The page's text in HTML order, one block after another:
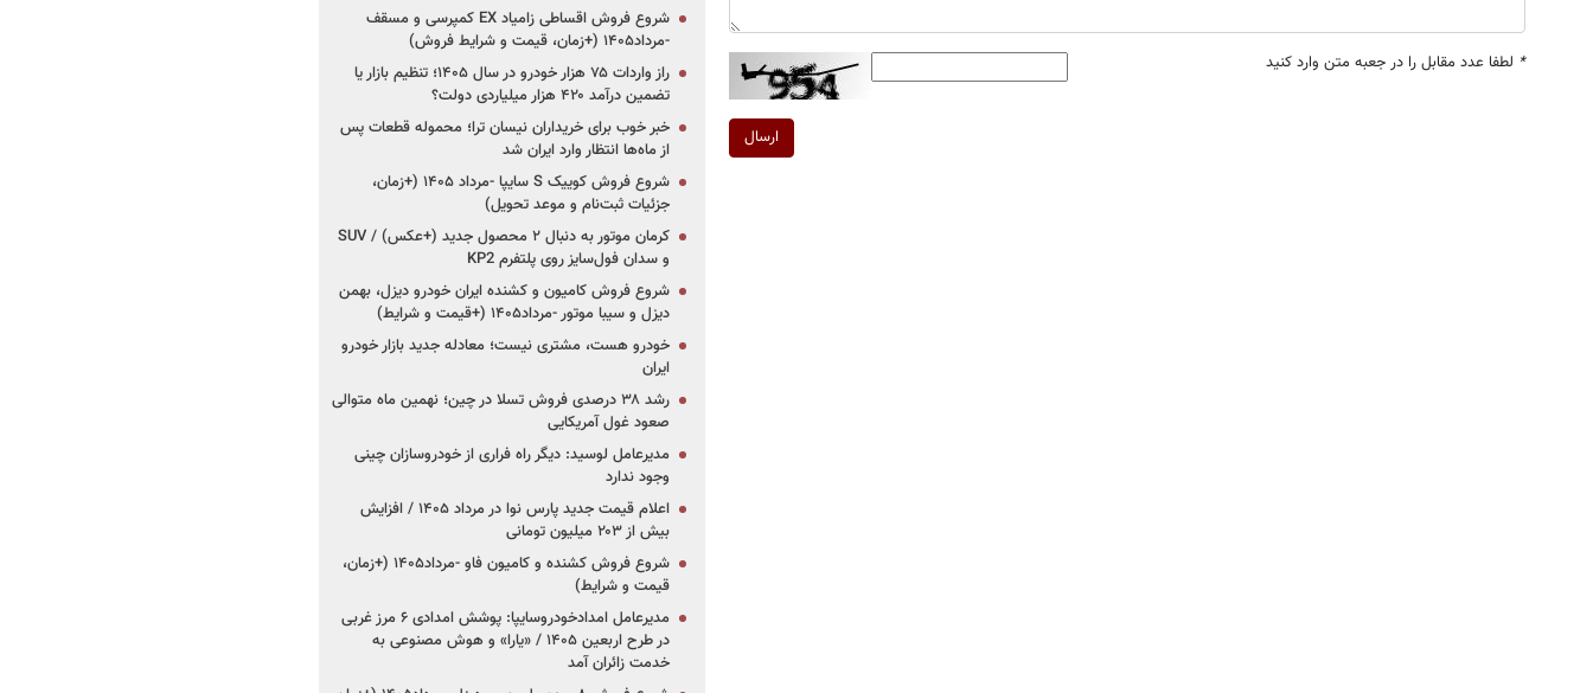
* لطفا عدد مقابل را در جعبه متن وارد کنید
ارسال
شروع فروش اقساطی زامیاد EX کمپرسی و مسقف
-مرداد۱۴۰۵ (+زمان، قیمت و شرایط فروش)
راز واردات ۷۵ هزار خودرو در سال ۱۴۰۵؛ تنظیم بازار یا
تضمین درآمد ۴۲۰ هزار میلیاردی دولت؟
خبر خوب برای خریداران نیسان ترا؛ محموله قطعات پس
از ماه‌ها انتظار وارد ایران شد
شروع فروش کوییک S سایپا -مرداد ۱۴۰۵ (+زمان،
جزئیات ثبت‌نام و موعد تحویل)
کرمان موتور به دنبال ۲ محصول جدید (+عکس) / SUV
و سدان فول‌سایز روی پلتفرم KP2
شروع فروش کامیون و کشنده ایران خودرو دیزل، بهمن
دیزل و سیبا موتور -مرداد۱۴۰۵ (+قیمت و شرایط)
خودرو هست، مشتری نیست؛ معادله جدید بازار خودرو
ایران
رشد ۳۸ درصدی فروش تسلا در چین؛ نهمین ماه متوالی
صعود غول آمریکایی
مدیرعامل لوسید: دیگر راه فراری از خودروسازان چینی
وجود ندارد
اعلام قیمت جدید پارس نوا در مرداد ۱۴۰۵ / افزایش
بیش از ۲۰۳ میلیون تومانی
شروع فروش کشنده و کامیون فاو -مرداد۱۴۰۵ (+زمان،
قیمت و شرایط)
مدیرعامل امدادخودروسایپا: پوشش امدادی ۶ مرز غربی
در طرح اربعین ۱۴۰۵ / «یارا» و هوش مصنوعی به
خدمت زائران آمد